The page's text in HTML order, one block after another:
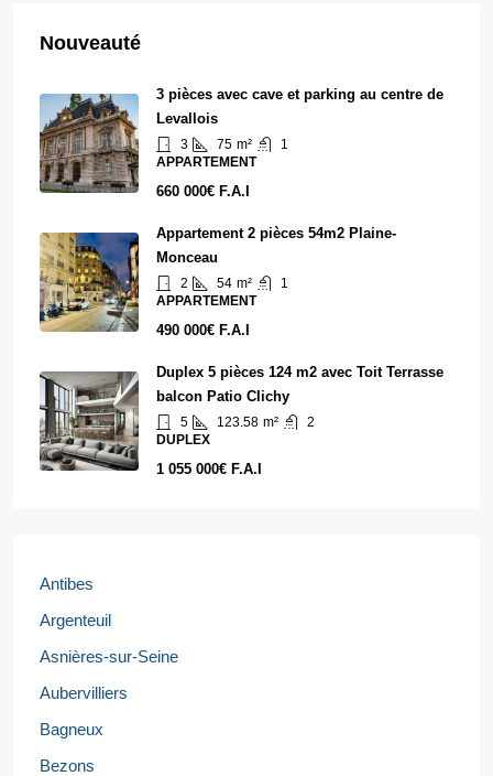
Nouveauté
3 pièces avec cave et parking au centre de
Levallois
3 75 m²
1
APPARTEMENT
660 000€ F.A.I
Appartement 2 pièces 54m2 Plaine-
Monceau
2 54 m²
1
APPARTEMENT
490 000€ F.A.I
Duplex 5 pièces 124 m2 avec Toit Terrasse
balcon Patio Clichy
5 123.58 m²
2
DUPLEX
1 055 000€ F.A.I
Antibes
Argenteuil
Asnières-sur-Seine
Aubervilliers
Bagneux
Bezons